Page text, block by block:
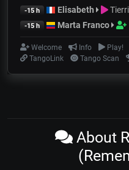
-15 h Elisabeth
-15 h Marta Franco
Welcome Info Play!
TangoLink
Tango Scan
About